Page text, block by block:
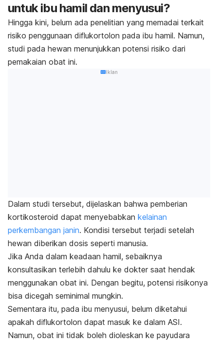
untuk ibu hamil dan menyusui?
Hingga kini, belum ada penelitian yang memadai terkait
risiko penggunaan diflukortolon pada ibu hamil. Namun,
studi pada hewan menunjukkan potensi risiko dari
pemakaian obat ini.
Iklan
Dalam studi tersebut, dijelaskan bahwa pemberian
kortikosteroid dapat menyebabkan kelainan
perkembangan janin. Kondisi tersebut terjadi setelah
hewan diberikan dosis seperti manusia.
Jika Anda dalam keadaan hamil, sebaiknya
konsultasikan terlebih dahulu ke dokter saat hendak
menggunakan obat ini. Dengan begitu, potensi risikonya
bisa dicegah seminimal mungkin.
Sementara itu, pada ibu menyusui, belum diketahui
apakah diflukortolon dapat masuk ke dalam ASI.
Namun, obat ini tidak boleh dioleskan ke payudara